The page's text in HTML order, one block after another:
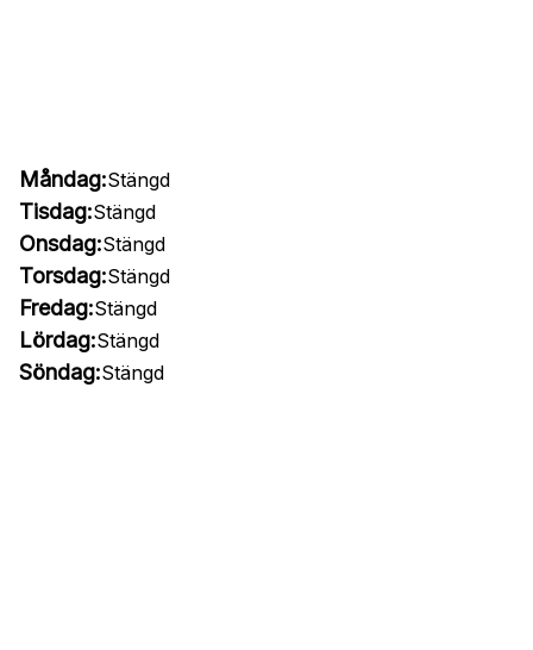
Måndag:Stängd
Tisdag:Stängd
Onsdag:Stängd
Torsdag:Stängd
Fredag:Stängd
Lördag:Stängd
Söndag:Stängd